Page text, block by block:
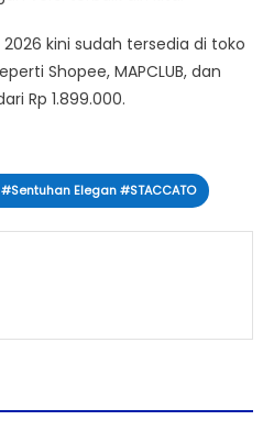
2026 kini sudah tersedia di toko
Shopee, MAPCLUB, dan
Rp 1.899.000.
Elegan #STACCATO